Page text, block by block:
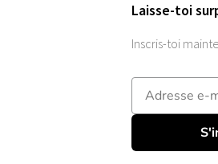
Laisse-toi
Inscris-toi
E-mailadres